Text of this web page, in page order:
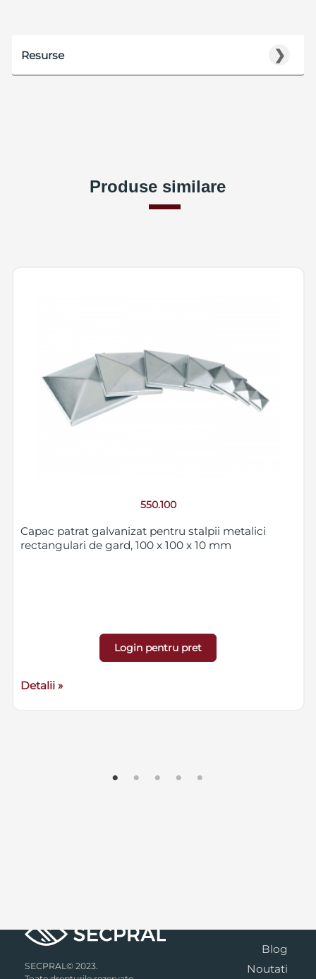
❯
Resurse
Produse similare
550.100
Capac patrat galvanizat pentru stalpii metalici
rectangulari de gard, 100 x 100 x 10 mm
Login pentru pret
Detalii »
SECPRAL© 2023.
Blog
Noutati